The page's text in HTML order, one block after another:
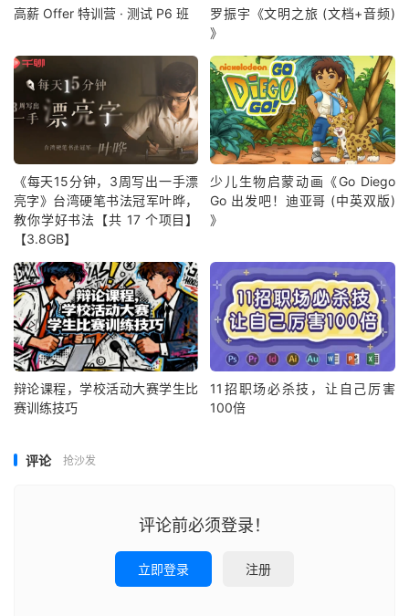
高薪 Offer 特训营 · 测试 P6 班
罗振宇《文明之旅 (文档+音频)
》
《每天15分钟，3周写出一手漂
亮字》台湾硬笔书法冠军叶晔，
教你学好书法【共 17 个项目】
【3.8GB】
少儿生物启蒙动画《Go Diego
Go 出发吧！迪亚哥 (中英双版)
》
辩论课程，学校活动大赛学生比
赛训练技巧
11招职场必杀技，让自己厉害
100倍
评论 抢沙发
评论前必须登录！
立即登录 注册